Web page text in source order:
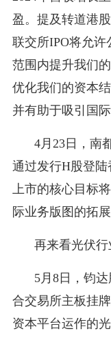
盈。提及转道港
联交所IPO将允
范围内提升我们
优化我们的资本
并有助于吸引国际
4月23日，南
通过发行H股登
上市的核心目标
际业务版图的拓
再来看光伏行
5月8日，钧
合交易所主板挂
资本平台运作的